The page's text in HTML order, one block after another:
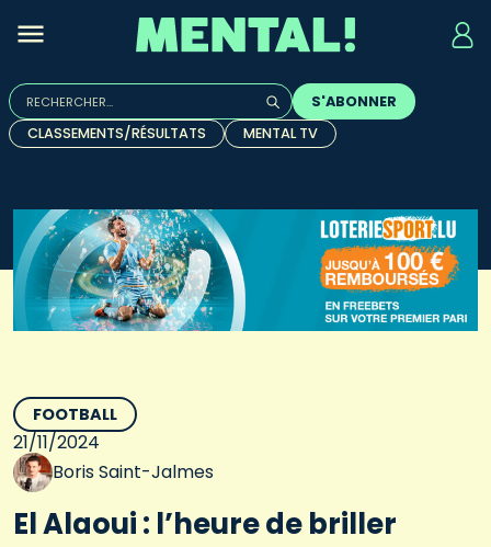
Rechercher :
Quand les résultats de l'auto-complétion sont
S'ABONNER
CLASSEMENTS/RÉSULTATS
MENTAL TV
FOOTBALL
21/11/2024
Boris Saint-Jalmes
El Alaoui : l’heure de briller